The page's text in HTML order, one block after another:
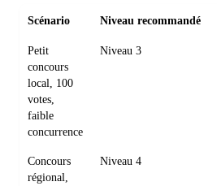
Scénario Niveau recommandé
Petit
concours
local, 100
votes,
faible
concurrence
Niveau 3
Concours
régional,
Niveau 4